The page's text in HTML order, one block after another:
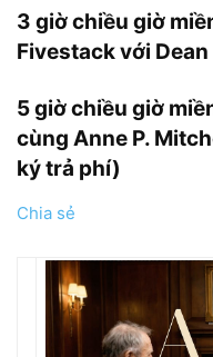
3 giờ chiều giờ
Fivestack với
5 giờ chiều giờ
cùng Anne P.
ký trả phí)
Chia sẻ